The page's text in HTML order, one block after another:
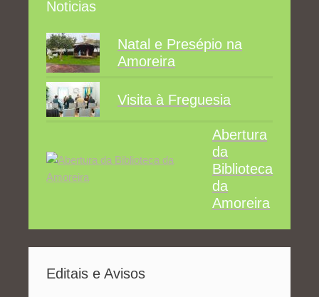
Noticias
Natal e Presépio na
Amoreira
Visita à Freguesia
Abertura
da
Biblioteca
da
Amoreira
Editais e Avisos